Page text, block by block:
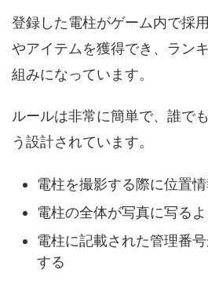
登録した電柱がゲーム内で採
やアイテムを獲得でき、ラン
組みになっています。
ルールは非常に簡単で、誰で
う設計されています。
電柱を撮影する際に位置
電柱の全体が写真に写る
電柱に記載された管理番
する